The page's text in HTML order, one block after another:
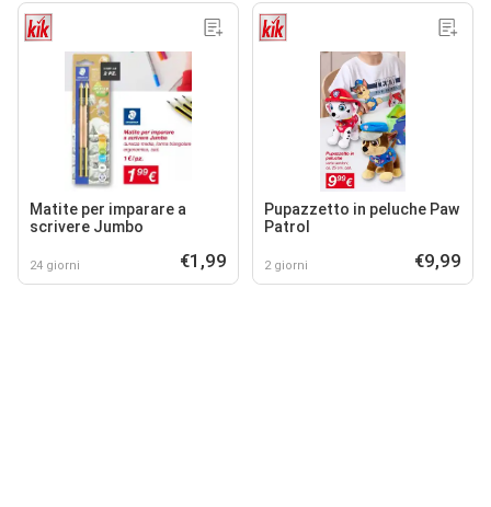
Matite per imparare a
scrivere Jumbo
24 giorni €1,99
Pupazzetto in peluche Paw
Patrol
2 giorni €9,99